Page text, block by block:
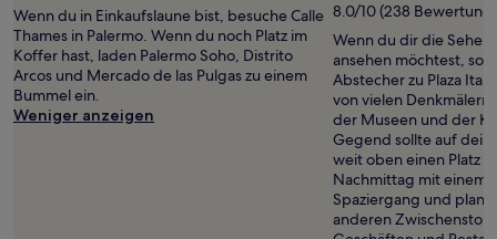
Wenn du in Einkaufslaune bist, besuche Calle
Thames in Palermo. Wenn du noch Platz im
Koffer hast, laden Palermo Soho, Distrito
Arcos und Mercado de las Pulgas zu einem
Bummel ein.
Weniger anzeigen
8.0/10 (238
Wenn du dir die
ansehen möchtest,
Abstecher zu Plaza
von vielen Denkmälern
der Museen und der
Gegend sollte auf
weit oben einen Platz
Nachmittag mit einem
Spaziergang und
anderen